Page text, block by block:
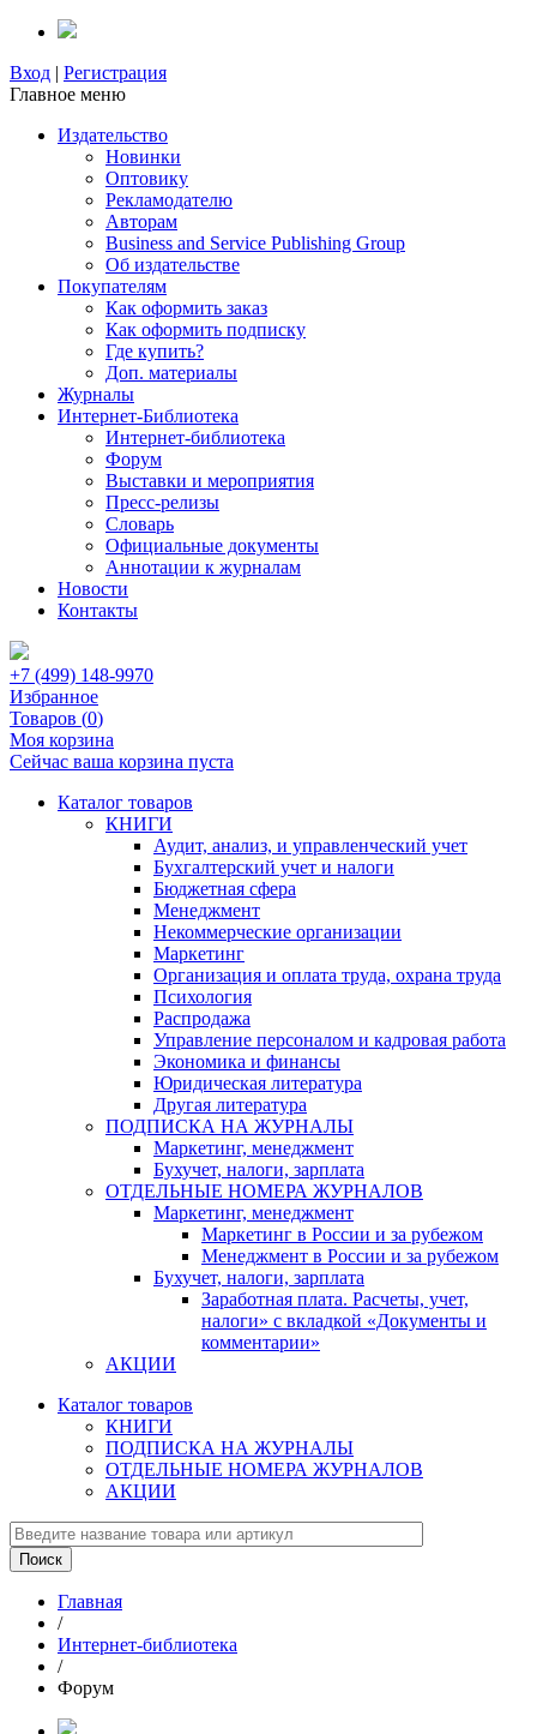
Вход | Регистрация
Главное меню
Издательство
Новинки
Оптовику
Рекламодателю
Авторам
Business and Service Publishing Group
Об издательстве
Покупателям
Как оформить заказ
Как оформить подписку
Где купить?
Доп. материалы
Журналы
Интернет-Библиотека
Интернет-библиотека
Форум
Выставки и мероприятия
Пресс-релизы
Словарь
Официальные документы
Аннотации к журналам
Новости
Контакты
+7 (499) 148-9970
Избранное
Товаров (0)
Моя корзина
Сейчас ваша корзина пуста
Каталог товаров
КНИГИ
Аудит, анализ, и управленческий учет
Бухгалтерский учет и налоги
Бюджетная сфера
Менеджмент
Некоммерческие организации
Маркетинг
Организация и оплата труда, охрана труда
Психология
Распродажа
Управление персоналом и кадровая работа
Экономика и финансы
Юридическая литература
Другая литература
ПОДПИСКА НА ЖУРНАЛЫ
Маркетинг, менеджмент
Бухучет, налоги, зарплата
ОТДЕЛЬНЫЕ НОМЕРА ЖУРНАЛОВ
Маркетинг, менеджмент
Маркетинг в России и за рубежом
Менеджмент в России и за рубежом
Бухучет, налоги, зарплата
Заработная плата. Расчеты, учет,
налоги» с вкладкой «Документы и
комментарии»
АКЦИИ
Каталог товаров
КНИГИ
ПОДПИСКА НА ЖУРНАЛЫ
ОТДЕЛЬНЫЕ НОМЕРА ЖУРНАЛОВ
АКЦИИ
Главная
/
Интернет-библиотека
/
Форум